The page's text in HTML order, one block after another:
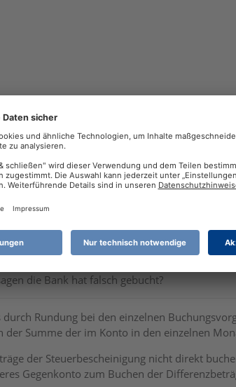
nachWISO Unternehmer Suite,
die Bank hat falsch gebucht?
Rundung bei den einzelnen
der Summe der im Konto in den einzelnen
der Steuerbescheinigung nicht direkt
Gegenkonto zum Buchen der